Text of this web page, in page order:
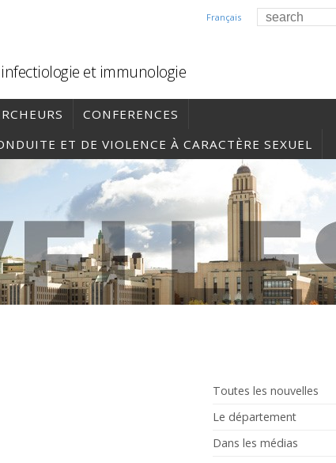
Français
et immunologie
CONFERENCES
ET DE VIOLENCE À CARACTÈRE SEXUEL
Toutes les nouvelles
Le département
Dans les médias